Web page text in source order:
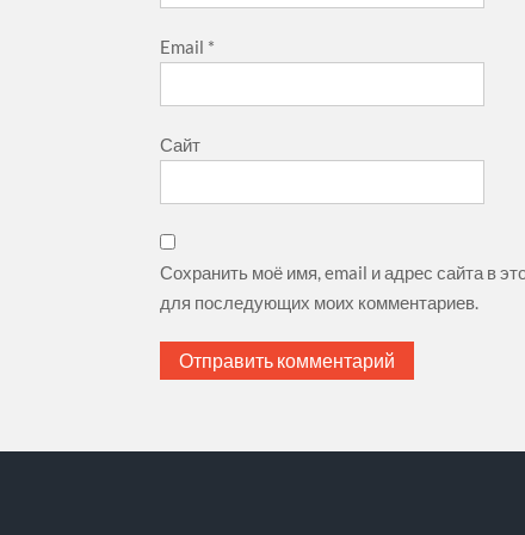
Email *
Сайт
Сохранить моё имя, email и адрес сайта в
для последующих моих комментариев.